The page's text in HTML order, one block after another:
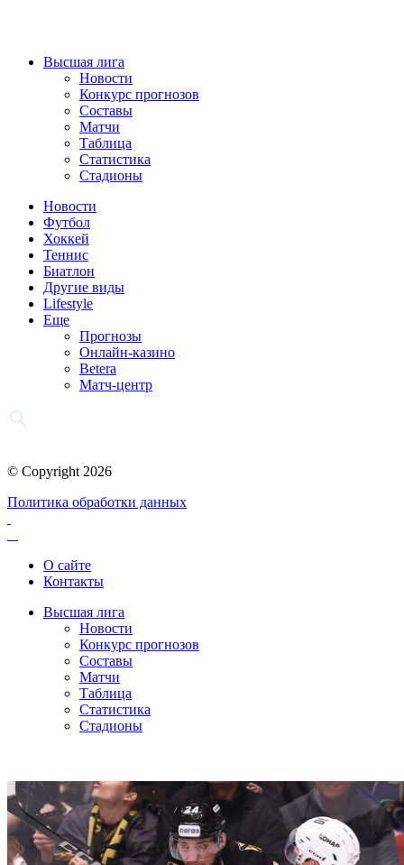
Высшая лига
Новости
Конкурс прогнозов
Составы
Матчи
Таблица
Статистика
Стадионы
Новости
Футбол
Хоккей
Теннис
Биатлон
Другие виды
Lifestyle
Еще
Прогнозы
Онлайн-казино
Betera
Матч-центр
© Copyright 2026
Политика обработки данных
О сайте
Контакты
Высшая лига
Новости
Конкурс прогнозов
Составы
Матчи
Таблица
Статистика
Стадионы